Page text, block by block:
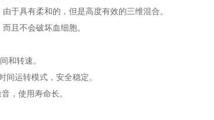
于具有柔和的，但是高度有效的三维混合。
且不会破坏血细胞。
和转速。
间运转模式，安全稳定。
音，使用寿命长。